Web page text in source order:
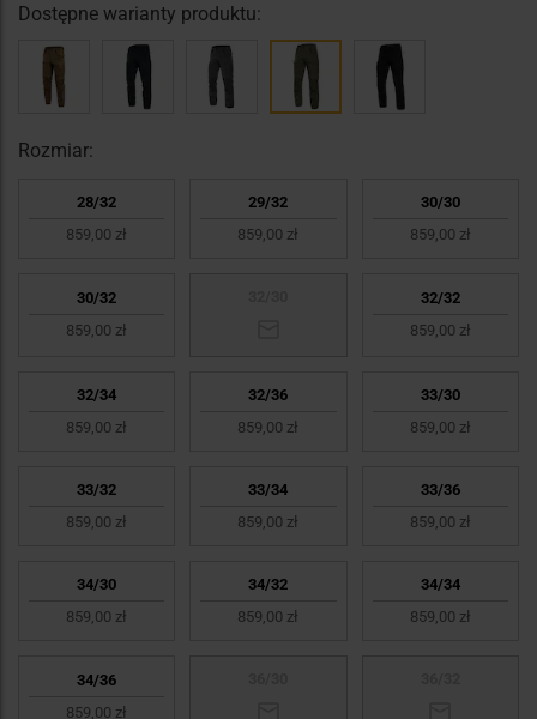
Dostępne warianty produktu:
Rozmiar:
28/32
859,00 zł
29/32
859,00 zł
30/30
859,00 zł
30/32
859,00 zł
32/32
859,00 zł
32/34
859,00 zł
32/36
859,00 zł
33/30
859,00 zł
33/32
859,00 zł
33/34
859,00 zł
33/36
859,00 zł
34/30
859,00 zł
34/32
859,00 zł
34/34
859,00 zł
34/36
859,00 zł